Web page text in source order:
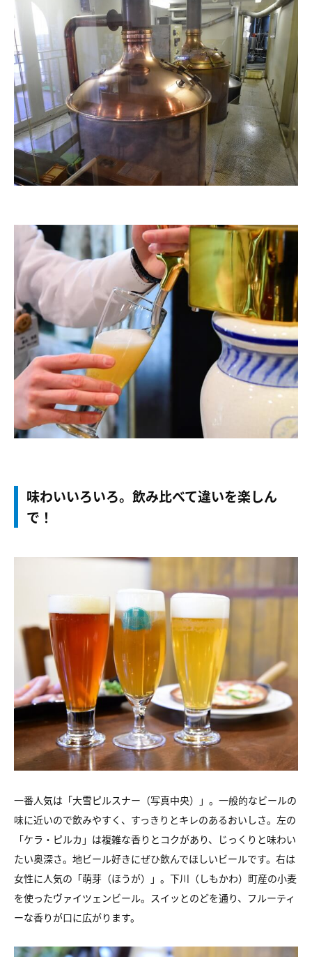
味わいいろいろ。飲み比べて違いを楽しん
で！
一番人気は「大雪ピルスナー（写真中央）」。一般的なビールの
味に近いので飲みやすく、すっきりとキレのあるおいしさ。左の
「ケラ・ピルカ」は複雑な香りとコクがあり、じっくりと味わい
たい奥深さ。地ビール好きにぜひ飲んでほしいビールです。右は
女性に人気の「萌芽（ほうが）」。下川（しもかわ）町産の小麦
を使ったヴァイツェンビール。スイッとのどを通り、フルーティ
ーな香りが口に広がります。